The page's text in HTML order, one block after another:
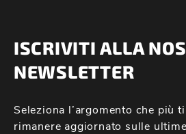
ISCRIVITI ALLA
NEWSLETTER
Seleziona l’argomento che più
rimanere aggiornato sulle